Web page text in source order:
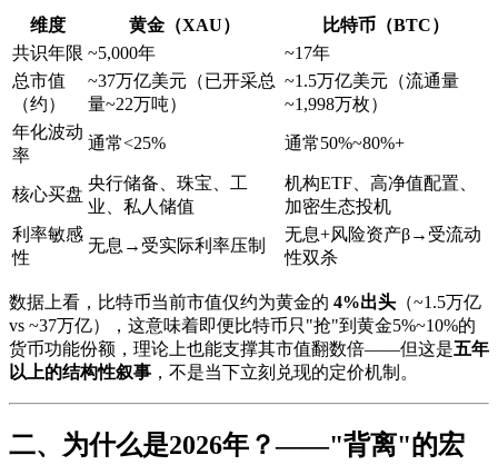
维度 黄金（XAU）
比特币（BTC）
共识年限 ~5,000年
~17年
总市值
（约）
~37万亿美元（已开采总
量~22万吨）
~1.5万亿美元（流通量
~1,998万枚）
年化波动
率
通常<25% 通常50%~80%+
核心买盘
央行储备、珠宝、工
业、私人储值
机构ETF、高净值配置、
加密生态投机
利率敏感
性
无息→受实际利率压制
无息+风险资产β→受流动
性双杀
数据上看，比特币当前市值仅约为黄金的 4%出头 （~1.5万亿
vs ~37万亿），这意味着即便比特币只"抢"到黄金5%~10%的
货币功能份额，理论上也能支撑其市值翻数倍——但这是五年
以上的结构性叙事 ，不是当下立刻兑现的定价机制。
二、为什么是2026年？——"背离"的宏